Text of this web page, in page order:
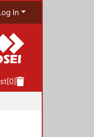
In
[0]